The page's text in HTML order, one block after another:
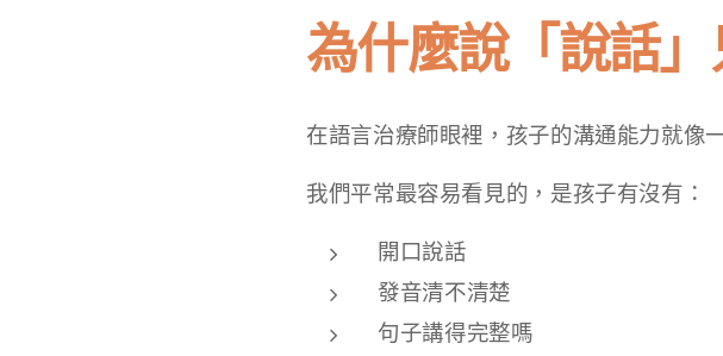
為什麼說「說話
在語言治療師眼裡，孩子的溝通能力就像
我們平常最容易看見的，是孩子有沒有：
開口說話
發音清不清楚
句子講得完整嗎